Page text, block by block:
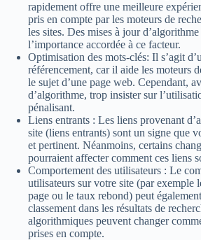
rapidement offre une meilleure
pris en compte par les moteurs de
les sites. Des mises à jour
l’importance accordée à ce facteur.
Optimisation des mots-clés: Il s’agit
référencement, car il aide les moteurs
le sujet d’une page web. Cependant,
d’algorithme, trop insister sur
pénalisant.
Liens entrants : Les liens provenant
site (liens entrants) sont un signe que
et pertinent. Néanmoins, certains
pourraient affecter comment ces liens
Comportement des utilisateurs : Le
utilisateurs sur votre site (par exemple
page ou le taux rebond) peut
classement dans les résultats de
algorithmiques peuvent changer
prises en compte.